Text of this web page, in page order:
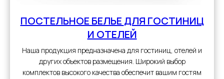
ПОСТЕЛЬНОЕ БЕЛЬЕ ДЛЯ ГОСТИНИЦ
И ОТЕЛЕЙ
Наша продукция предназначена для гостиниц, отелей и
других объектов размещения. Широкий выбор
комплектов высокого качества обеспечит вашим гостям